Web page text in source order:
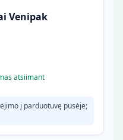
Venipak
atsiimant
į parduotuvę pusėje;